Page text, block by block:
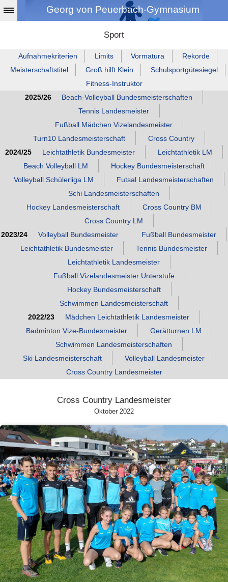
Georg von Peuerbach-Gymnasium
Sport
Aufnahmekriterien Limits Vormatura
Rekorde
Meisterschaftstitel
Groß hilft Klein
Schulsportgütesiegel
Fitness‑Instruktor
2025/26
Beach‑Volleyball Bundesmeisterschaften
Tennis Landesmeister
Fußball Mädchen Vizelandesmeister
Turn10 Landesmeisterschaft
Cross Country
2024/25
Leichtathletik Bundesmeister
Leichtathletik LM
Beach Volleyball LM
Hockey Bundesmeisterschaft
Volleyball Schülerliga LM
Futsal Landesmeisterschaften
Schi Landesmeisterschaften
Hockey Landesmeisterschaft
Cross Country BM
Cross Country LM
2023/24
Volleyball Bundesmeister
Fußball Bundesmeister
Leichtathletik Bundesmeister
Tennis Bundesmeister
Leichtathletik Landesmeister
Fußball Vizelandesmeister Unterstufe
Hockey Bundesmeisterschaft
Schwimmen Landesmeisterschaft
2022/23
Mädchen Leichtathletik Landesmeister
Badminton Vize‑Bundesmeister
Gerätturnen LM
Schwimmen Landesmeisterschaften
Ski Landesmeisterschaft
Volleyball Landesmeister
Cross Country Landesmeister
Cross Country Landesmeister
Oktober 2022